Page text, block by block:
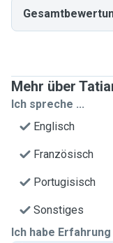
Mehr über
Ich spreche ...
Englisch
Französisch
Portugisisch
Sonstiges
Ich habe Erfahrung